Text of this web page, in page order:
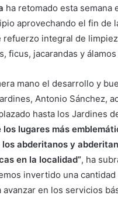
ha retomado esta semana
aprovechando el fin de
integral de
ficus, jacarandas y
mano el desarrollo y
Antonio Sánchez,
hasta los Jardines
los lugares más
abderitanos y
en la localidad”, ha
invertido una
avanzar en los servicios